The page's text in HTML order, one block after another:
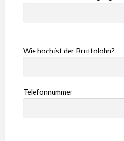
Wie hoch ist der Bruttolohn?
Telefonnummer